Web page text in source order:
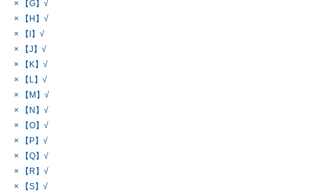
× 【G】√
× 【H】√
× 【I】√
× 【J】√
× 【K】√
× 【L】√
× 【M】√
× 【N】√
× 【O】√
× 【P】√
× 【Q】√
× 【R】√
× 【S】√